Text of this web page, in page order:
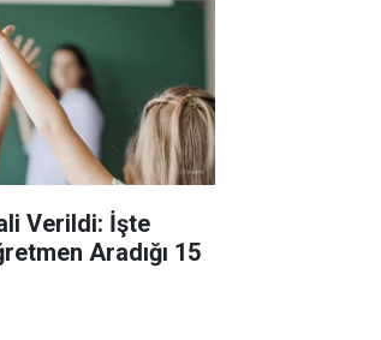
Verildi: İşte
Aradığı 15